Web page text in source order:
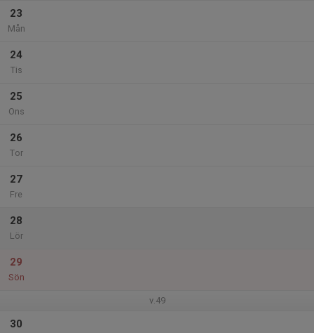
23
Mån
24
Tis
25
Ons
26
Tor
27
Fre
28
Lör
29
Sön
v.49
30